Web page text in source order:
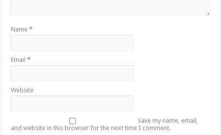
Name*
Email*
Website
Save my name, email,
and website in this browser for the next time I comment.